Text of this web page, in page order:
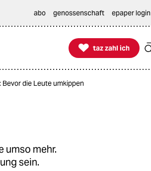
abo genossenschaft epaper login

taz zahl ich
taz zahl ich
die Leute umkippen
umso mehr.
sein.